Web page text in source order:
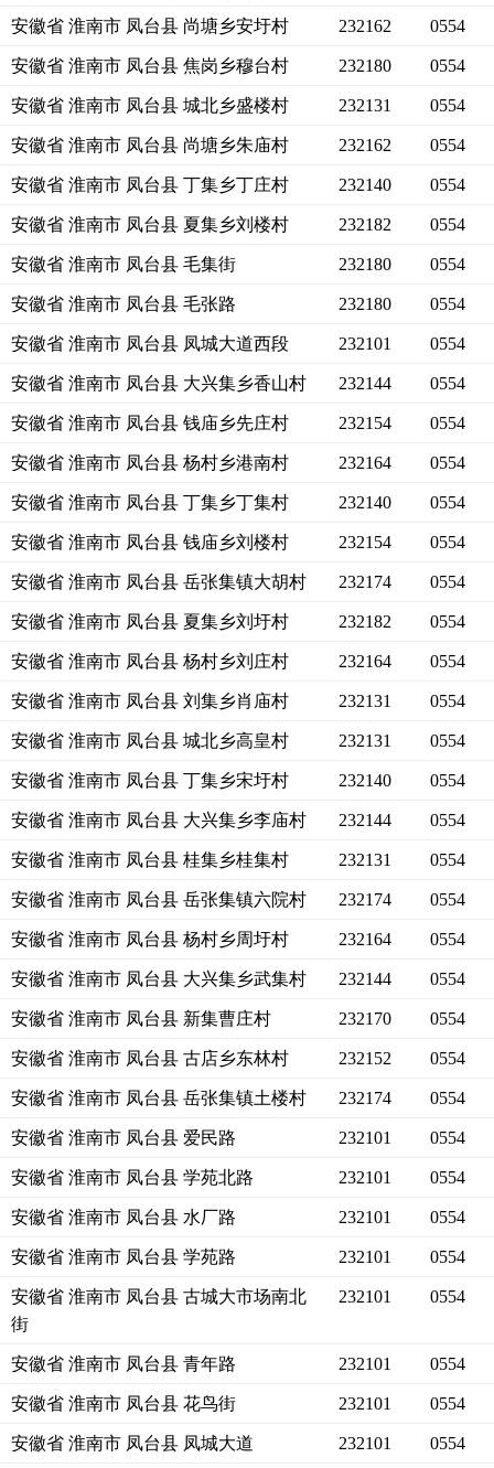
安徽省 淮南市 凤台县 尚塘乡安圩村 232162 0554
安徽省 淮南市 凤台县 焦岗乡穆台村 232180 0554
安徽省 淮南市 凤台县 城北乡盛楼村 232131 0554
安徽省 淮南市 凤台县 尚塘乡朱庙村 232162 0554
安徽省 淮南市 凤台县 丁集乡丁庄村 232140 0554
安徽省 淮南市 凤台县 夏集乡刘楼村 232182 0554
安徽省 淮南市 凤台县 毛集街 232180 0554
安徽省 淮南市 凤台县 毛张路 232180 0554
安徽省 淮南市 凤台县 凤城大道西段 232101 0554
安徽省 淮南市 凤台县 大兴集乡香山村 232144 0554
安徽省 淮南市 凤台县 钱庙乡先庄村 232154 0554
安徽省 淮南市 凤台县 杨村乡港南村 232164 0554
安徽省 淮南市 凤台县 丁集乡丁集村 232140 0554
安徽省 淮南市 凤台县 钱庙乡刘楼村 232154 0554
安徽省 淮南市 凤台县 岳张集镇大胡村 232174 0554
安徽省 淮南市 凤台县 夏集乡刘圩村 232182 0554
安徽省 淮南市 凤台县 杨村乡刘庄村 232164 0554
安徽省 淮南市 凤台县 刘集乡肖庙村 232131 0554
安徽省 淮南市 凤台县 城北乡高皇村 232131 0554
安徽省 淮南市 凤台县 丁集乡宋圩村 232140 0554
安徽省 淮南市 凤台县 大兴集乡李庙村 232144 0554
安徽省 淮南市 凤台县 桂集乡桂集村 232131 0554
安徽省 淮南市 凤台县 岳张集镇六院村 232174 0554
安徽省 淮南市 凤台县 杨村乡周圩村 232164 0554
安徽省 淮南市 凤台县 大兴集乡武集村 232144 0554
安徽省 淮南市 凤台县 新集曹庄村 232170 0554
安徽省 淮南市 凤台县 古店乡东林村 232152 0554
安徽省 淮南市 凤台县 岳张集镇土楼村 232174 0554
安徽省 淮南市 凤台县 爱民路 232101 0554
安徽省 淮南市 凤台县 学苑北路 232101 0554
安徽省 淮南市 凤台县 水厂路 232101 0554
安徽省 淮南市 凤台县 学苑路 232101 0554
安徽省 淮南市 凤台县 古城大市场南北
街
232101 0554
安徽省 淮南市 凤台县 青年路 232101 0554
安徽省 淮南市 凤台县 花鸟街 232101 0554
安徽省 淮南市 凤台县 凤城大道 232101 0554